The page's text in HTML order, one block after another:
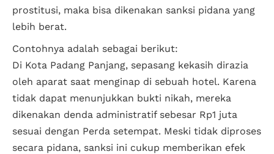
prostitusi, maka bisa dikenakan sanksi pidana yang
lebih berat.
Contohnya adalah sebagai berikut:
Di Kota Padang Panjang, sepasang kekasih dirazia
oleh aparat saat menginap di sebuah hotel. Karena
tidak dapat menunjukkan bukti nikah, mereka
dikenakan denda administratif sebesar Rp1 juta
sesuai dengan Perda setempat. Meski tidak diproses
secara pidana, sanksi ini cukup memberikan efek